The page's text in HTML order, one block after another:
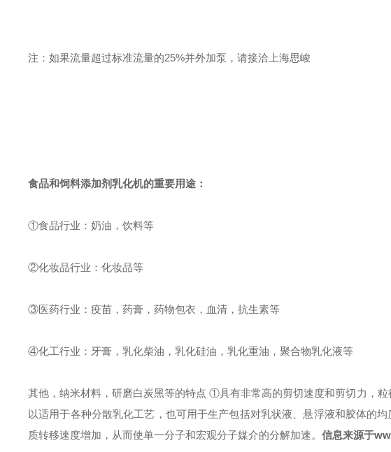
注：如果流量超过标准流量的25%并外加泵，请接洽上海思峻
食品和饲料添加剂乳化机的重要用途：
①食品行业：奶油，饮料等
②化妆品行业：化妆品等
③医药行业：疫苗，药膏，药物包衣，血清，抗生素等
④化工行业：牙膏，乳化柴油，乳化硅油，乳化重油，聚合物乳化液等
其他，纳米材料，研磨白炭黑等的特点 ①具有非常高的剪切速度和剪切力，粒
以适用于各种分散乳化工艺，也可用于生产包括对乳状液、悬浮液和胶体的均
质转移速度增加，从而使单一分子和宏观分子媒介的分解加速。 信息来源于